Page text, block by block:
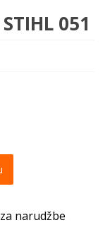
051
narudžbe